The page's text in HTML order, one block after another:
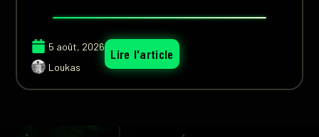
5 août, 2026
Loukas
Lire l'article